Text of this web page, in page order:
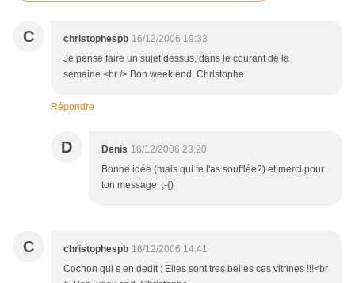
C christophespb 16/12/2006 19:33
Je pense faire un sujet dessus, dans le courant de la
semaine.<br /> Bon week end, Christophe
Répondre
D Denis 16/12/2006 23:20
Bonne idée (mais qui te l'as soufflée?) et merci pour
ton message. ;-{)
C christophespb 16/12/2006 14:41
Cochon qui s en dedit : Elles sont tres belles ces vitrines !!!<br